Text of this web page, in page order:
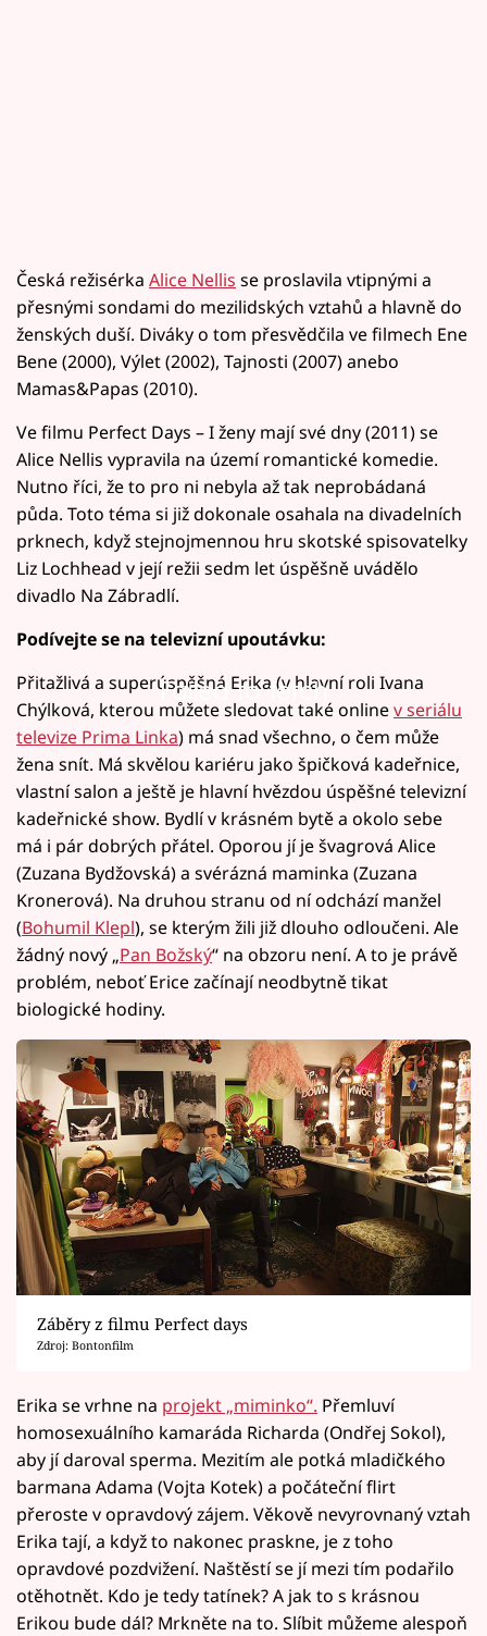
Česká režisérka Alice Nellis se proslavila vtipnými a
přesnými sondami do mezilidských vztahů a hlavně do
ženských duší. Diváky o tom přesvědčila ve filmech Ene
Bene (2000), Výlet (2002), Tajnosti (2007) anebo
Mamas&Papas (2010).
Ve filmu Perfect Days – I ženy mají své dny (2011) se
Alice Nellis vypravila na území romantické komedie.
Nutno říci, že to pro ni nebyla až tak neprobádaná
půda. Toto téma si již dokonale osahala na divadelních
prknech, když stejnojmennou hru skotské spisovatelky
Liz Lochhead v její režii sedm let úspěšně uvádělo
divadlo Na Zábradlí.
Podívejte se na televizní upoutávku:
Failed to fetch
Přitažlivá a superúspěšná Erika (v hlavní roli Ivana
Chýlková, kterou můžete sledovat také onlinev seriálu
televize Prima Linka) má snad všechno, o čem může
žena snít. Má skvělou kariéru jako špičková kadeřnice,
vlastní salon a ještě je hlavní hvězdou úspěšné televizní
kadeřnické show. Bydlí v krásném bytě a okolo sebe
má i pár dobrých přátel. Oporou jí je švagrová Alice
(Zuzana Bydžovská) a svérázná maminka (Zuzana
Kronerová). Na druhou stranu od ní odchází manžel
(Bohumil Klepl), se kterým žili již dlouho odloučeni. Ale
žádný nový „Pan Božský“ na obzoru není. A to je právě
problém, neboť Erice začínají neodbytně tikat
biologické hodiny.
Záběry z filmu Perfect days
Zdroj: Bontonfilm
Erika se vrhne na projekt „miminko“. Přemluví
homosexuálního kamaráda Richarda (Ondřej Sokol),
aby jí daroval sperma. Mezitím ale potká mladičkého
barmana Adama (Vojta Kotek) a počáteční flirt
přeroste v opravdový zájem. Věkově nevyrovnaný vztah
Erika tají, a když to nakonec praskne, je z toho
opravdové pozdvižení. Naštěstí se jí mezi tím podařilo
otěhotnět. Kdo je tedy tatínek? A jak to s krásnou
Erikou bude dál? Mrkněte na to. Slíbit můžeme alespoň